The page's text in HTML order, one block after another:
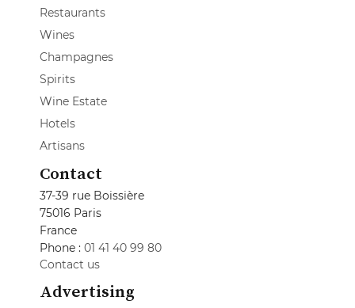
Restaurants
Wines
Champagnes
Spirits
Wine Estate
Hotels
Artisans
Contact
37-39 rue Boissière
75016 Paris
France
Phone : 01 41 40 99 80
Contact us
Advertising